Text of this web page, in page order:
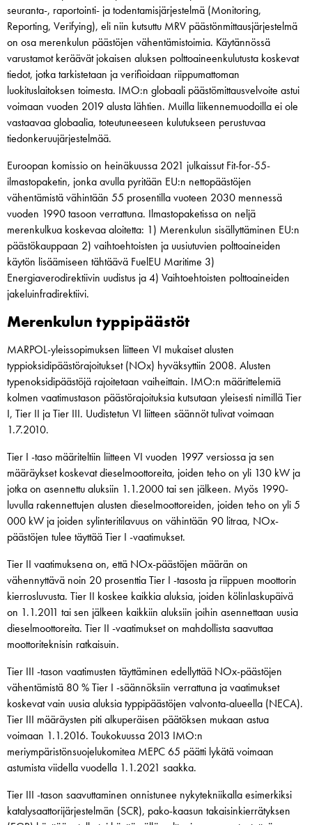
seuranta-, raportointi- ja todentamisjärjestelmä (Monitoring,
Reporting, Verifying), eli niin kutsuttu MRV päästönmittausjärjestelmä
on osa merenkulun päästöjen vähentämistoimia. Käytännössä
varustamot keräävät jokaisen aluksen polttoaineenkulutusta koskevat
tiedot, jotka tarkistetaan ja verifioidaan riippumattoman
luokituslaitoksen toimesta. IMO:n globaali päästömittausvelvoite astui
voimaan vuoden 2019 alusta lähtien. Muilla liikennemuodoilla ei ole
vastaavaa globaalia, toteutuneeseen kulutukseen perustuvaa
tiedonkeruujärjestelmää.
Euroopan komissio on heinäkuussa 2021 julkaissut Fit-for-55-
ilmastopaketin, jonka avulla pyritään EU:n nettopäästöjen
vähentämistä vähintään 55 prosentilla vuoteen 2030 mennessä
vuoden 1990 tasoon verrattuna. Ilmastopaketissa on neljä
merenkulkua koskevaa aloitetta: 1) Merenkulun sisällyttäminen EU:n
päästökauppaan 2) vaihtoehtoisten ja uusiutuvien polttoaineiden
käytön lisäämiseen tähtäävä FuelEU Maritime 3)
Energiaverodirektiivin uudistus ja 4) Vaihtoehtoisten polttoaineiden
jakeluinfradirektiivi.
Merenkulun typpipäästöt
MARPOL-yleissopimuksen liitteen VI mukaiset alusten
typpioksidipäästörajoitukset (NOx) hyväksyttiin 2008. Alusten
typenoksidipäästöjä rajoitetaan vaiheittain. IMO:n määrittelemiä
kolmen vaatimustason päästörajoituksia kutsutaan yleisesti nimillä Tier
I, Tier II ja Tier III. Uudistetun VI liitteen säännöt tulivat voimaan
1.7.2010.
Tier I -taso määriteltiin liitteen VI vuoden 1997 versiossa ja sen
määräykset koskevat dieselmoottoreita, joiden teho on yli 130 kW ja
jotka on asennettu aluksiin 1.1.2000 tai sen jälkeen. Myös 1990-
luvulla rakennettujen alusten dieselmoottoreiden, joiden teho on yli 5
000 kW ja joiden sylinteritilavuus on vähintään 90 litraa, NOx-
päästöjen tulee täyttää Tier I -vaatimukset.
Tier II vaatimuksena on, että NOx-päästöjen määrän on
vähennyttävä noin 20 prosenttia Tier I -tasosta ja riippuen moottorin
kierrosluvusta. Tier II koskee kaikkia aluksia, joiden kölinlaskupäivä
on 1.1.2011 tai sen jälkeen kaikkiin aluksiin joihin asennettaan uusia
dieselmoottoreita. Tier II -vaatimukset on mahdollista saavuttaa
moottoriteknisin ratkaisuin.
Tier III -tason vaatimusten täyttäminen edellyttää NOx-päästöjen
vähentämistä 80 % Tier I -säännöksiin verrattuna ja vaatimukset
koskevat vain uusia aluksia typpipäästöjen valvonta-alueella (NECA).
Tier III määräysten piti alkuperäisen päätöksen mukaan astua
voimaan 1.1.2016. Toukokuussa 2013 IMO:n
meriympäristönsuojelukomitea MEPC 65 päätti lykätä voimaan
astumista viidella vuodella 1.1.2021 saakka.
Tier III -tason saavuttaminen onnistunee nykytekniikalla esimerkiksi
katalysaattorijärjestelmän (SCR), pako-kaasun takaisinkierrätyksen